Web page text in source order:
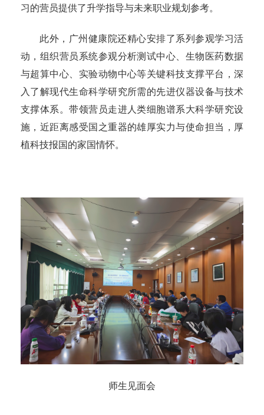
习的营员提供了升学指导与未来职业规划参考。
此外，广州健康院还精心安排了系列参观学习活
动，组织营员系统参观分析测试中心、生物医药数据
与超算中心、实验动物中心等关键科技支撑平台，深
入了解现代生命科学研究所需的先进仪器设备与技术
支撑体系。带领营员走进人类细胞谱系大科学研究设
施，近距离感受国之重器的雄厚实力与使命担当，厚
植科技报国的家国情怀。
师生见面会